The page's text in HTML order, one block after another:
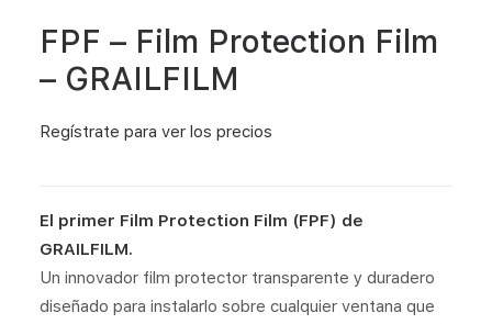
FPF – Film Protection Film
– GRAILFILM
Regístrate para ver los precios
El primer Film Protection Film (FPF) de
GRAILFILM.
Un innovador film protector transparente y duradero
diseñado para instalarlo sobre cualquier ventana que